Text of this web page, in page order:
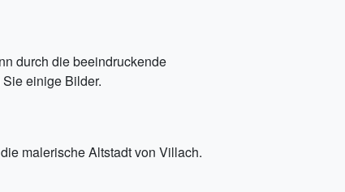
durch die beeindruckende
einige Bilder.
malerische Altstadt von Villach.